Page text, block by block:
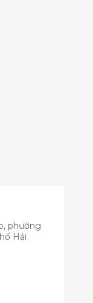
phường
Hải